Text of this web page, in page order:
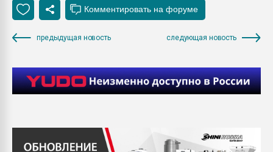
предыдущая новость следующая новость